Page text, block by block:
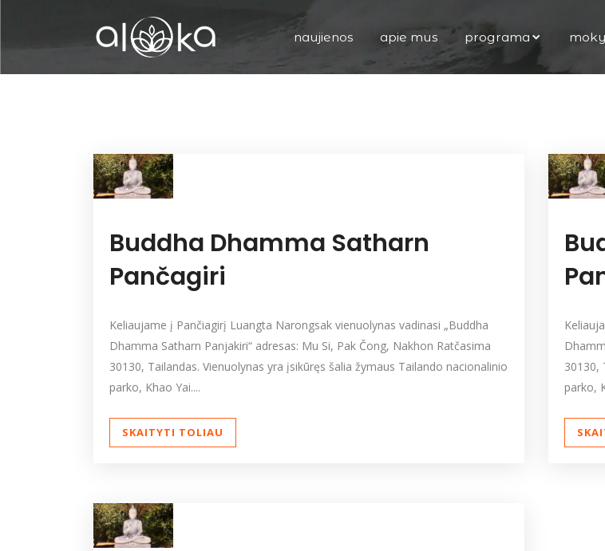
naujienos apie mus programa
Buddha Dhamma Satharn
Pančagiri
Keliaujame į Pančiagirį Luangta Narongsak vienuolynas vadinasi „Buddha
Dhamma Satharn Panjakiri“ adresas: Mu Si, Pak Čong, Nakhon Ratčasima
30130, Tailandas. Vienuolynas yra įsikūręs šalia žymaus Tailando nacionalinio
parko, Khao Yai....
SKAITYTI TOLIAU
30130,
parko,